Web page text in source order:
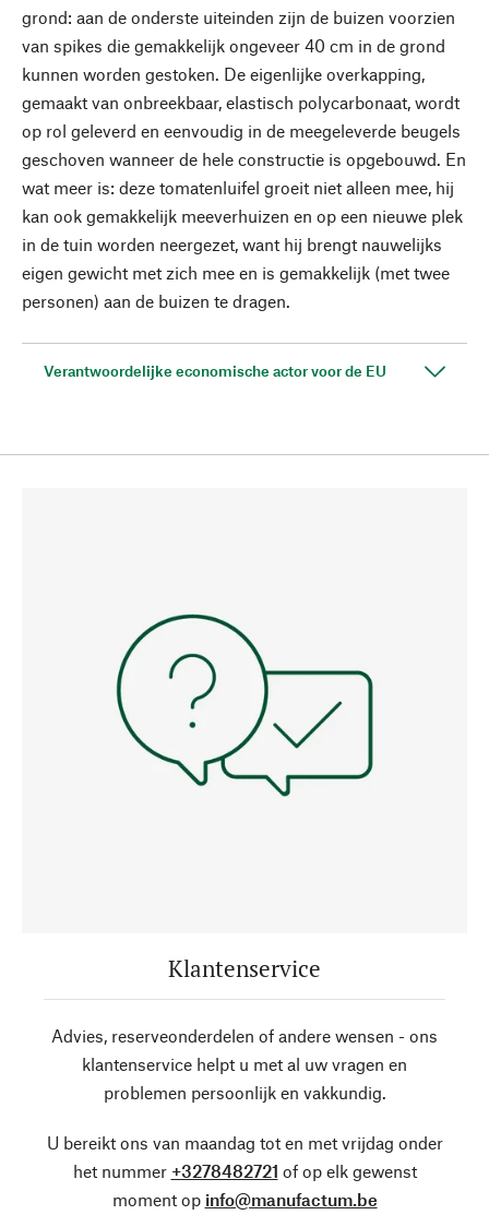
grond: aan de onderste uiteinden zijn de buizen voorzien
van spikes die gemakkelijk ongeveer 40 cm in de grond
kunnen worden gestoken. De eigenlijke overkapping,
gemaakt van onbreekbaar, elastisch polycarbonaat, wordt
op rol geleverd en eenvoudig in de meegeleverde beugels
geschoven wanneer de hele constructie is opgebouwd. En
wat meer is: deze tomatenluifel groeit niet alleen mee, hij
kan ook gemakkelijk meeverhuizen en op een nieuwe plek
in de tuin worden neergezet, want hij brengt nauwelijks
eigen gewicht met zich mee en is gemakkelijk (met twee
personen) aan de buizen te dragen.
Verantwoordelijke economische actor voor de EU
Klantenservice
Advies, reserveonderdelen of andere wensen - ons
klantenservice helpt u met al uw vragen en
problemen persoonlijk en vakkundig.
U bereikt ons van maandag tot en met vrijdag onder
het nummer +3278482721 of op elk gewenst
moment op info@manufactum.be